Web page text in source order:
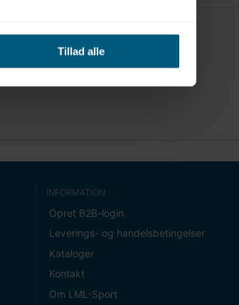
Tillad alle
INFORMATION
Opret B2B-login
Leverings- og handelsbetingelser
Kataloger
Kontakt
Om LML-Sport